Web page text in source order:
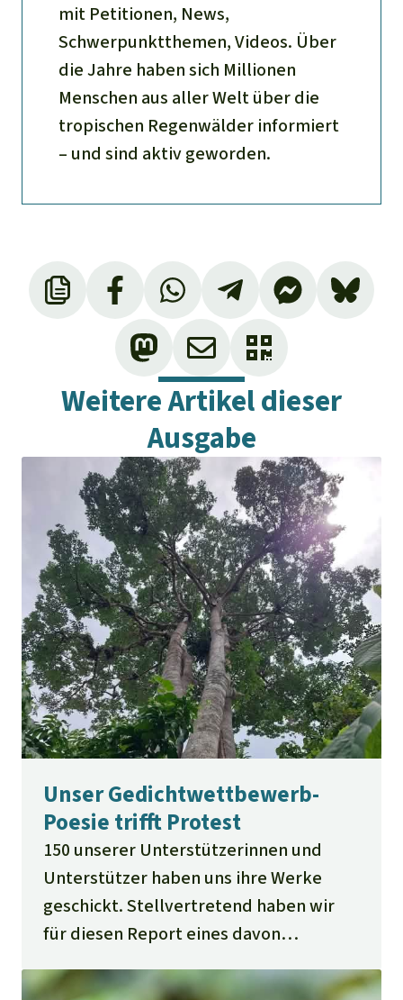
mit Petitionen, News,
Schwerpunktthemen, Videos. Über
die Jahre haben sich Millionen
Menschen aus aller Welt über die
tropischen Regenwälder informiert
– und sind aktiv geworden.
Weitere Artikel dieser
Ausgabe
Unser Gedichtwettbewerb-
Poesie trifft Protest
150 unserer Unterstützerinnen und
Unterstützer haben uns ihre Werke
geschickt. Stellvertretend haben wir
für diesen Report eines davon